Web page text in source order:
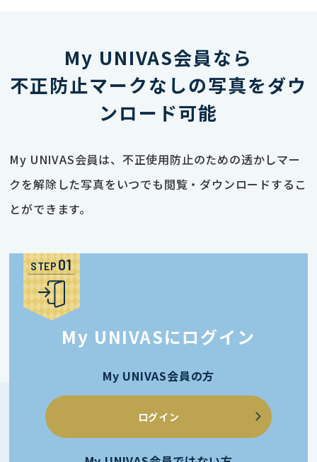
My UNIVAS会員なら
不正防止マークなしの写真をダウ
ンロード可能
My UNIVAS会員は、不正使用防止のための透かしマー
クを解除した写真をいつでも閲覧・ダウンロードするこ
とができます。
STEP
My UNIVASにログイン
My UNIVAS会員の方
ログイン